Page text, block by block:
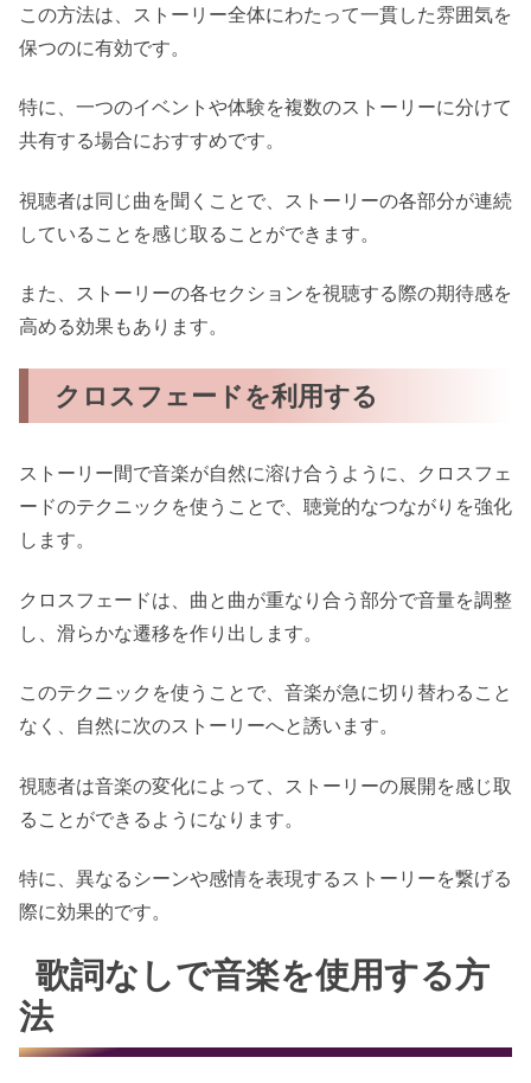
この方法は、ストーリー全体にわたって一貫した雰囲気を
保つのに有効です。
特に、一つのイベントや体験を複数のストーリーに分けて
共有する場合におすすめです。
視聴者は同じ曲を聞くことで、ストーリーの各部分が連続
していることを感じ取ることができます。
また、ストーリーの各セクションを視聴する際の期待感を
高める効果もあります。
クロスフェードを利用する
ストーリー間で音楽が自然に溶け合うように、クロスフェ
ードのテクニックを使うことで、聴覚的なつながりを強化
します。
クロスフェードは、曲と曲が重なり合う部分で音量を調整
し、滑らかな遷移を作り出します。
このテクニックを使うことで、音楽が急に切り替わること
なく、自然に次のストーリーへと誘います。
視聴者は音楽の変化によって、ストーリーの展開を感じ取
ることができるようになります。
特に、異なるシーンや感情を表現するストーリーを繋げる
際に効果的です。
歌詞なしで音楽を使用する方
法